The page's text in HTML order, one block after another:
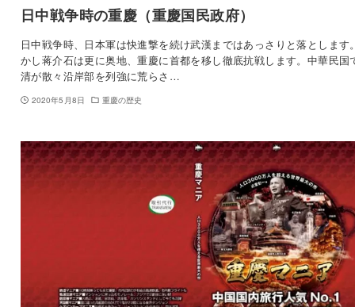
日中戦争時の重慶（重慶国民政府）
日中戦争時、日本軍は快進撃を続け武漢まではあっさりと落とします
かし蒋介石は更に奥地、重慶に首都を移し徹底抗戦します。中華民国
清が散々沿岸部を列強に荒らさ…
2020年5月8日 重慶の歴史